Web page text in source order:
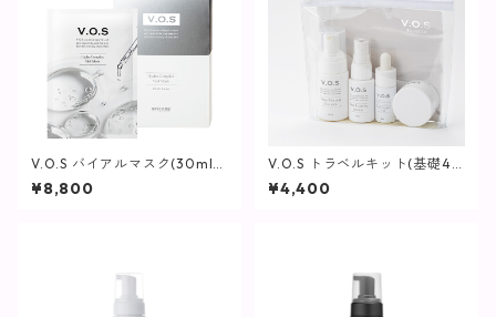
V.O.S バイアルマスク(30ml×
6枚)【SPICARE】
¥8,800
V.O.S トラベルキット(基礎4
点セット)【SPICARE】
¥4,400